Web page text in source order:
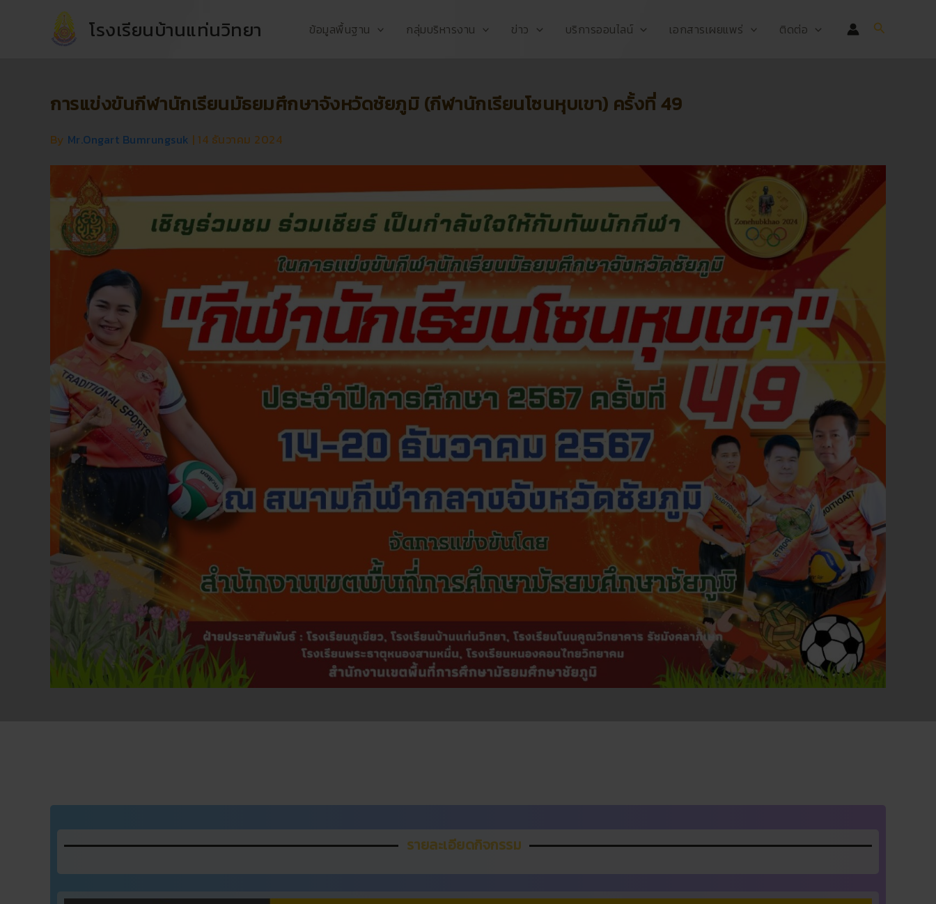
โรงเรียนบ้านแท่นวิทยา ข้อมูลพื้นฐาน กลุ่มบริหารงาน ข่าว บริการออนไลน์ เอกสารเผยแพร่ ติดต่อ Search
การแข่งขันกีฬานักเรียนมัธยมศึกษาจังหวัดชัยภูมิ (กีฬานักเรียนโซนหุบเขา) ครั้งที่ 49
By Mr.Ongart Bumrungsuk | 14 ธันวาคม 2024
รายละเอียดกิจกรรม